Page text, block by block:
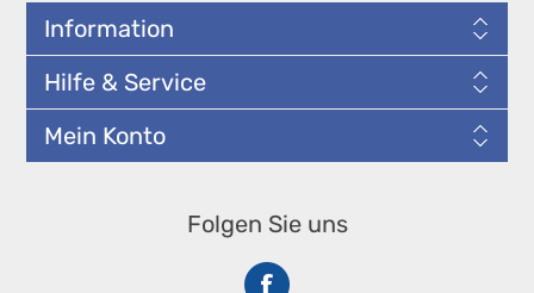
Information
Hilfe & Service
Mein Konto
Folgen Sie uns